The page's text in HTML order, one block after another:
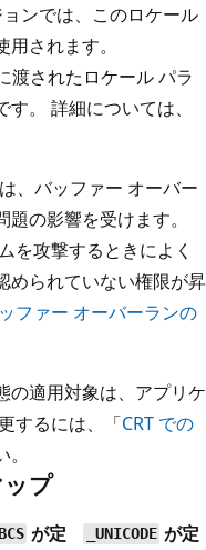
ンでは、このロケール
されます。
渡されたロケール パラ
。 詳細については、
、バッファー オーバー
の影響を受けます。
を攻撃するときによく
められていない権限が昇
ファー オーバーランの
の適用対象は、アプリケ
するには、「CRT での
プ
が定
_UNICODE が定